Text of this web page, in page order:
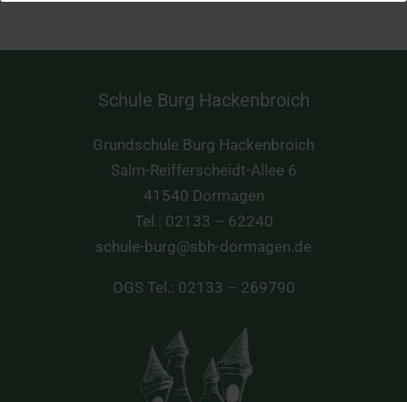
Schule Burg Hackenbroich
Grundschule Burg Hackenbroich
Salm-Reifferscheidt-Allee 6
41540 Dormagen
Tel.: 02133 – 62240
schule-burg@sbh-dormagen.de
OGS Tel.: 02133 – 269790